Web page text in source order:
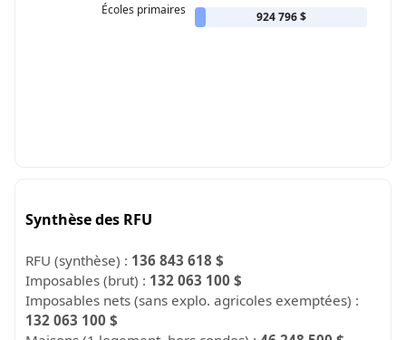
Écoles primaires
924 796 $
Synthèse des RFU
RFU (synthèse) : 136 843 618 $
Imposables (brut) : 132 063 100 $
Imposables nets (sans explo. agricoles exemptées) :
132 063 100 $